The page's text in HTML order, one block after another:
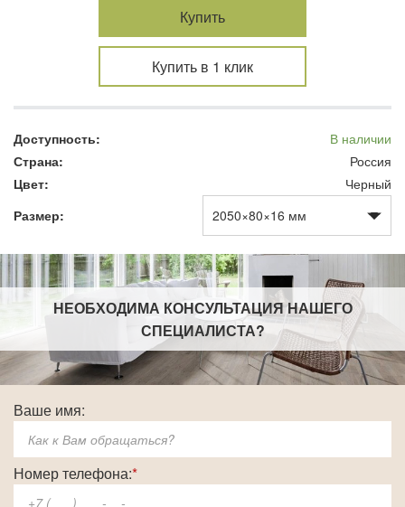
Купить
Купить в 1 клик
Доступность:
В наличии
Страна:
Россия
Цвет:
Черный
Размер:
НЕОБХОДИМА КОНСУЛЬТАЦИЯ НАШЕГО
СПЕЦИАЛИСТА?
Ваше имя:
Номер телефона:*